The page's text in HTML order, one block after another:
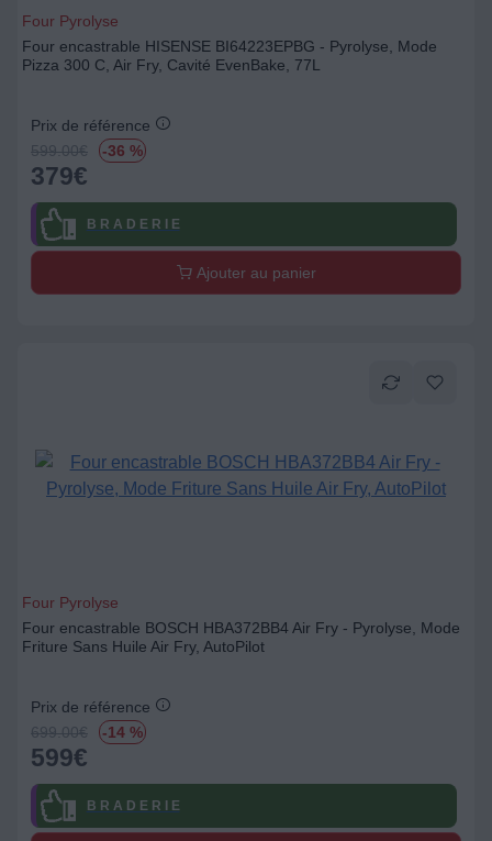
Four Pyrolyse
Four encastrable HISENSE BI64223EPBG - Pyrolyse, Mode
Pizza 300 C, Air Fry, Cavité EvenBake, 77L
Prix de référence
599.00€ -36 %
379€
B R A D E R I E
Ajouter au panier
Four Pyrolyse
Four encastrable BOSCH HBA372BB4 Air Fry - Pyrolyse, Mode
Friture Sans Huile Air Fry, AutoPilot
Prix de référence
699.00€ -14 %
599€
B R A D E R I E